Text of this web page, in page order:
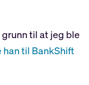
til at jeg ble
til BankShift